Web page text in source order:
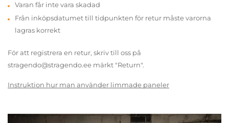
Varan får inte vara skadad
Från inköpsdatumet till tidpunkten för retur måste varorna
lagras korrekt
För att registrera en retur, skriv till oss på
stragendo@stragendo.ee märkt "Return".
Instruktion hur man använder limmade paneler